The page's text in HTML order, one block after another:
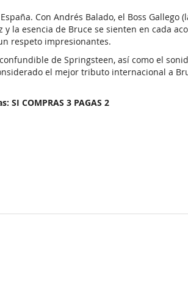
Con Andrés Balado, el Boss Gallego
esencia de Bruce se sienten en cada
respeto impresionantes.
de Springsteen, así como el
el mejor tributo internacional a
SI COMPRAS 3 PAGAS 2